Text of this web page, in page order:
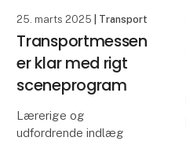
25. marts 2025 | Transport
Transportmessen
er klar med rigt
sceneprogram
Lærerige og
udfordrende indlæg